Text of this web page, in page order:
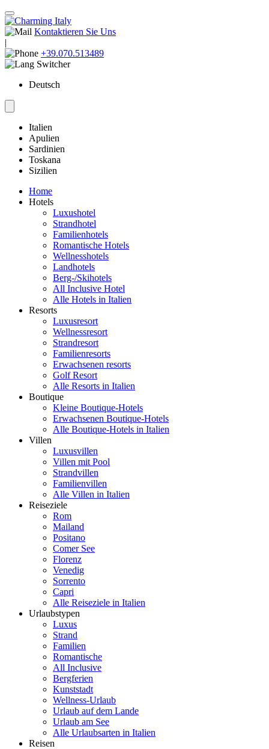
Kontaktieren Sie Uns
|
+39.070.513489
Deutsch
Italien
Apulien
Sardinien
Toskana
Sizilien
Home
Hotels
Luxushotel
Strandhotel
Familienhotels
Romantische Hotels
Wellnesshotels
Landhotels
Berg-/Skihotels
All Inclusive Hotel
Alle Hotels in Italien
Resorts
Luxusresort
Wellnessresort
Strandresort
Familienresorts
Erwachsenen resorts
Golf Resort
Alle Resorts in Italien
Boutique
Kleine Boutique-Hotels
Erwachsenen Boutique-Hotels
Alle Boutique-Hotels in Italien
Villen
Luxusvillen
Villen mit Pool
Strandvillen
Familienvillen
Alle Villen in Italien
Reiseziele
Rom
Mailand
Positano
Comer See
Florenz
Venedig
Sorrento
Capri
Alle Reiseziele in Italien
Urlaubstypen
Luxus
Strand
Familien
Romantische
All Inclusive
Bergferien
Kunststadt
Wellness-Urlaub
Urlaub auf dem Lande
Urlaub am See
Alle Urlaubsarten in Italien
Reisen